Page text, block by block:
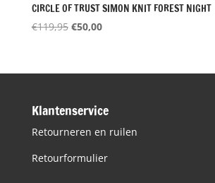
CIRCLE OF TRUST SIMON KNIT FOREST NIGHT
€119,95 Oorspronkelijke
€119,95.
€50,00Huidige
€50,00.
Klantenservice
Retourneren en ruilen
Retourformulier